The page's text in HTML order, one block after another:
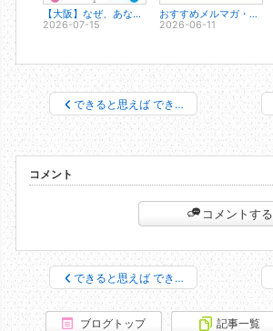
【大阪】なぜ、あなたの話が伝わらないのかわかります（タイプ別）
2026-07-15
おすすめメルマガ・公式LINE
2026-06-11
できると思えば でき…
コメント
コメントする
できると思えば でき…
ブログトップ 記事一覧